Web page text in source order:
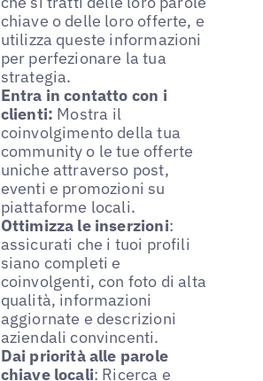
chiave o delle loro offerte, e
utilizza queste informazioni
per perfezionare la tua
strategia.
Entra in contatto con i
clienti: Mostra il
coinvolgimento della tua
community o le tue offerte
uniche attraverso post,
eventi e promozioni su
piattaforme locali.
Ottimizza le inserzioni:
assicurati che i tuoi profili
siano completi e
coinvolgenti, con foto di alta
qualità, informazioni
aggiornate e descrizioni
aziendali convincenti.
Dai priorità alle parole
chiave locali: Ricerca e